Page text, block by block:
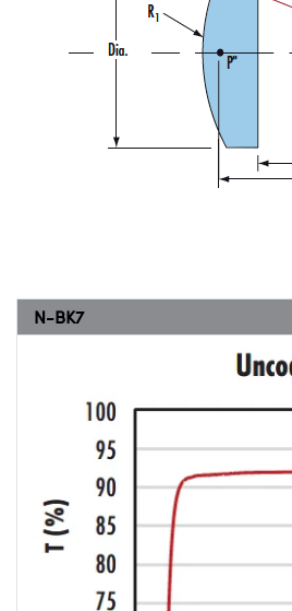
N-BK7